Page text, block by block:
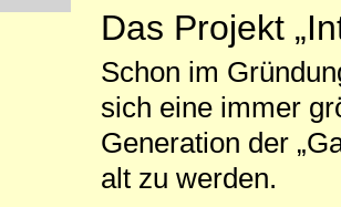
Das Projekt
Schon im
sich eine immer
Generation der
alt zu werden.